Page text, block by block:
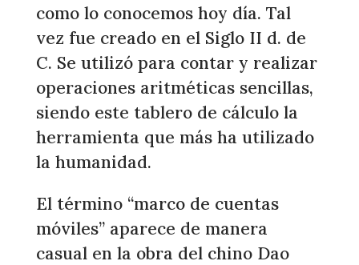
como lo conocemos hoy día. Tal
vez fue creado en el Siglo II d. de
C. Se utilizó para contar y realizar
operaciones aritméticas sencillas,
siendo este tablero de cálculo la
herramienta que más ha utilizado
la humanidad.
El término “marco de cuentas
móviles” aparece de manera
casual en la obra del chino Dao